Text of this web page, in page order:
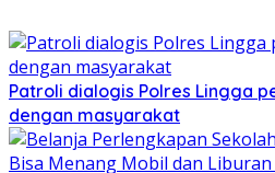
Patroli dialogis Polres Lingga
dengan masyarakat